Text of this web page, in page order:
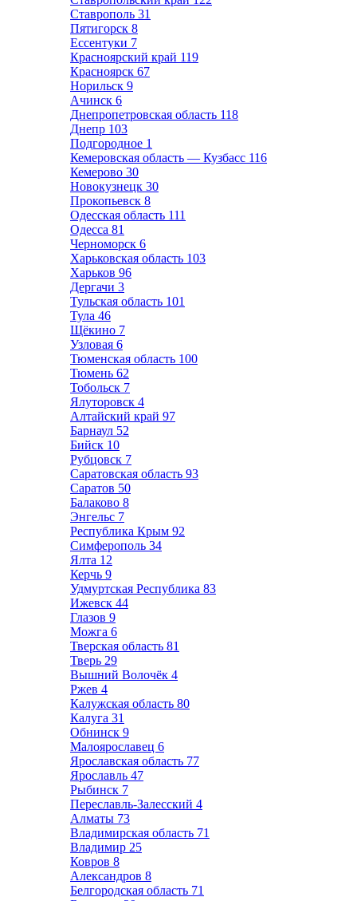
Ставрополь 31
Пятигорск 8
Ессентуки 7
Красноярский край 119
Красноярск 67
Норильск 9
Ачинск 6
Днепропетровская область 118
Днепр 103
Подгородное 1
Кемеровская область — Кузбасс 116
Кемерово 30
Новокузнецк 30
Прокопьевск 8
Одесская область 111
Одесса 81
Черноморск 6
Харьковская область 103
Харьков 96
Дергачи 3
Тульская область 101
Тула 46
Щёкино 7
Узловая 6
Тюменская область 100
Тюмень 62
Тобольск 7
Ялуторовск 4
Алтайский край 97
Барнаул 52
Бийск 10
Рубцовск 7
Саратовская область 93
Саратов 50
Балаково 8
Энгельс 7
Республика Крым 92
Симферополь 34
Ялта 12
Керчь 9
Удмуртская Республика 83
Ижевск 44
Глазов 9
Можга 6
Тверская область 81
Тверь 29
Вышний Волочёк 4
Ржев 4
Калужская область 80
Калуга 31
Обнинск 9
Малоярославец 6
Ярославская область 77
Ярославль 47
Рыбинск 7
Переславль-Залесский 4
Алматы 73
Владимирская область 71
Владимир 25
Ковров 8
Александров 8
Белгородская область 71